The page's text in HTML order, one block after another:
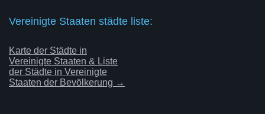
Vereinigte Staaten städte liste:
Karte der Städte in
Vereinigte Staaten & Liste
der Städte in Vereinigte
Staaten der Bevölkerung →